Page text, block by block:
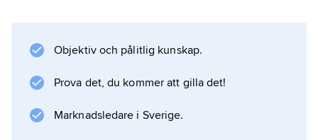
Information om artikeln
Objektiv och pålitlig kunskap.
Prova det, du kommer att gilla det!
Marknadsledare i Sverige.